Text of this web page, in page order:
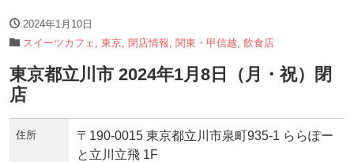
2024年1月10日
スイーツカフェ
東京 閉店情報 関東・甲信越 飲食店
東京都立川市 2024年1月8日（月・祝）閉
店
住所
〒190-0015 東京都立川市泉町935-1 ららぽー
と立川立飛 1F